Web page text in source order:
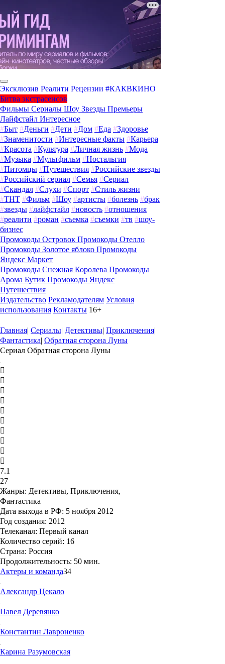
Эксклюзив Реалити Рецензии #КАКВКИНО
Битва экстрасенсов
Фильмы Сериалы Шоу Звезды Премьеры
Лайфстайл Интересное
#Быт #Деньги #Дети #Дом #Еда #Здоровье
#Знаменитости #Интересные факты #Карьера
#Красота #Культура #Личная жизнь #Мода
#Музыка #Мультфильм #Ностальгия
#Питомцы #Путешествия #Российские звезды
#Российский сериал #Семья #Сериал
#Скандал #Слухи #Спорт #Стиль жизни
#ТНТ #Фильм #Шоу #артисты #болезнь #брак
#звезды #лайфстайл #новость #отношения
#реалити #роман #съемка #съемки #тв #шоу-
бизнес
Промокоды Островок Промокоды Отелло
Промокоды Золотое яблоко Промокоды
Яндекс Маркет
Промокоды Снежная Королева Промокоды
Арома Бутик Промокоды Яндекс
Путешествия
Издательство Рекламодателям Условия
использования Контакты 16+
Главная| Сериалы| Детективы| Приключения|
Фантастика| Обратная сторона Луны
Сериал Обратная сторона Луны
7.1
27
Жанры: Детективы, Приключения,
Фантастика
Дата выхода в РФ: 5 ноября 2012
Год создания: 2012
Телеканал: Первый канал
Количество серий: 16
Страна: Россия
Продолжительность: 50 мин.
Актеры и команда34
Александр Цекало
Павел Деревянко
Константин Лавроненко
Карина Разумовская